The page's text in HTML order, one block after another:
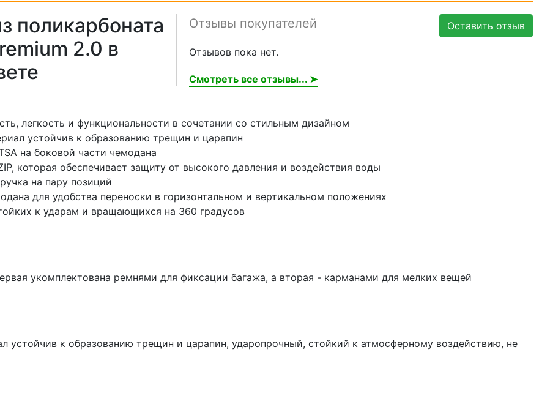
Оставить отзыв
Отзывы покупателей
Отзывов пока нет.
Смотреть все отзывы... ➤
поликарбоната
2.0 в
легкость и функциональности в сочетании со стильным дизайном
устойчив к образованию трещин и царапин
на боковой части чемодана
которая обеспечивает защиту от высокого давления и воздействия воды
на пару позиций
для удобства переноски в горизонтальном и вертикальном положениях
к ударам и вращающихся на 360 градусов
укомплектована ремнями для фиксации багажа, а вторая - карманами для мелких вещей
устойчив к образованию трещин и царапин, ударопрочный, стойкий к атмосферному воздействию, не